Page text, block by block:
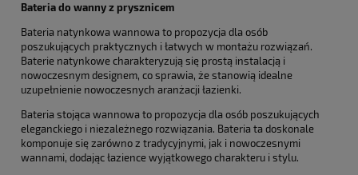
Bateria do wanny z prysznicem
Bateria natynkowa wannowa to propozycja dla osób
poszukujących praktycznych i łatwych w montażu rozwiązań.
Baterie natynkowe charakteryzują się prostą instalacją i
nowoczesnym designem, co sprawia, że stanowią idealne
uzupełnienie nowoczesnych aranżacji łazienki.
Bateria stojąca wannowa to propozycja dla osób poszukujących
eleganckiego i niezależnego rozwiązania. Bateria ta doskonale
komponuje się zarówno z tradycyjnymi, jak i nowoczesnymi
wannami, dodając łazience wyjątkowego charakteru i stylu.